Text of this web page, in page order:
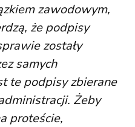
zawodowym,
że podpisy
zostały
samych
te podpisy zbierane
Żeby
proteście,